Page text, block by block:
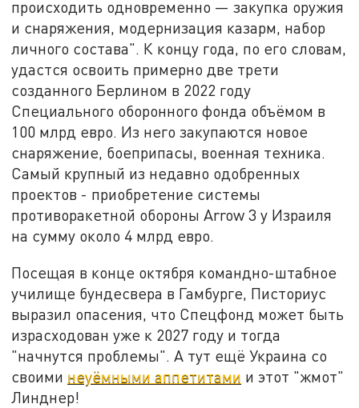
происходить одновременно — закупка оружия
и снаряжения, модернизация казарм, набор
личного состава". К концу года, по его словам,
удастся освоить примерно две трети
созданного Берлином в 2022 году
Специального оборонного фонда объёмом в
100 млрд евро. Из него закупаются новое
снаряжение, боеприпасы, военная техника.
Самый крупный из недавно одобренных
проектов - приобретение системы
противоракетной обороны Arrow 3 у Израиля
на сумму около 4 млрд евро.
Посещая в конце октября командно-штабное
училище бундесвера в Гамбурге, Писториус
выразил опасения, что Спецфонд может быть
израсходован уже к 2027 году и тогда
"начнутся проблемы". А тут ещё Украина со
своими неуёмными аппетитами и этот "жмот"
Линднер!